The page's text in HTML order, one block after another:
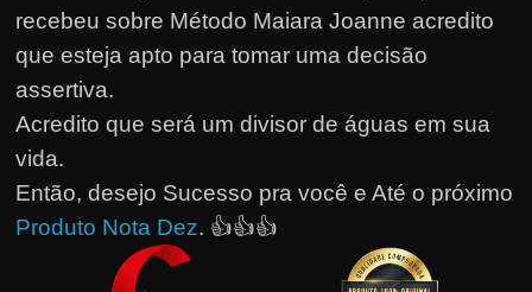
recebeu sobre Método Maiara Joanne acredito
que esteja apto para tomar uma decisão
assertiva.
Acredito que será um divisor de águas em sua
vida.
Então, desejo Sucesso pra você e Até o próximo
Produto Nota Dez. 👍👍👍